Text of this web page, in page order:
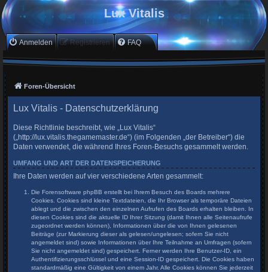
Lux Vitalis
Anmelden Registrieren FAQ
Foren-Übersicht
Lux Vitalis - Datenschutzerklärung
Diese Richtlinie beschreibt, wie „Lux Vitalis“
(„http://lux.vitalis.thegamemaster.de“) (im Folgenden „der Betreiber“) die
Daten verwendet, die während Ihres Foren-Besuchs gesammelt werden.
UMFANG UND ART DER DATENSPEICHERUNG
Ihre Daten werden auf vier verschiedene Arten gesammelt:
Die Forensoftware phpBB erstellt bei Ihrem Besuch des Boards mehrere
Cookies. Cookies sind kleine Textdateien, die Ihr Browser als temporäre Dateien
ablegt und die zwischen den einzelnen Aufrufen des Boards erhalten bleiben. In
diesen Cookies sind die aktuelle ID Ihrer Sitzung (damit Ihnen alle Seitenaufrufe
zugeordnet werden können), Informationen über die von Ihnen gelesenen
Beiträge (zur Markierung dieser als gelesen/ungelesen; sofern Sie nicht
angemeldet sind) sowie Informationen über Ihre Teilnahme an Umfragen (sofern
Sie nicht angemeldet sind) gespeichert. Ferner werden Ihre Benutzer-ID, ein
Authentifizierungsschlüssel und eine Session-ID gespeichert. Die Cookies haben
standardmäßig eine Gültigkeit von einem Jahr. Alle Cookies können Sie jederzeit